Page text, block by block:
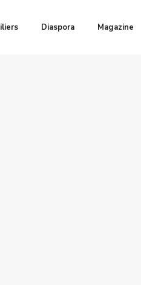
Diaspora Magazine